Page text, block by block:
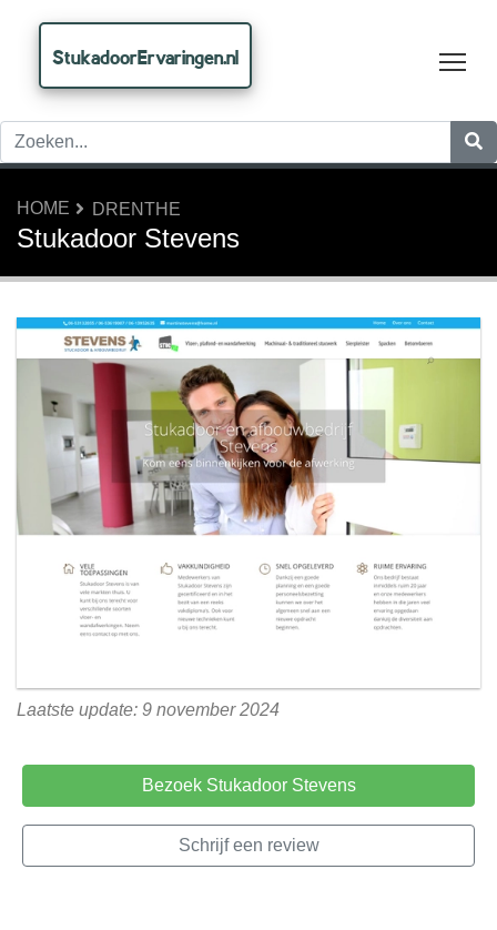
StukadoorErvaringen.nl
HOME DRENTHE
Stukadoor Stevens
Laatste update: 9 november 2024
Bezoek Stukadoor Stevens
Schrijf een review